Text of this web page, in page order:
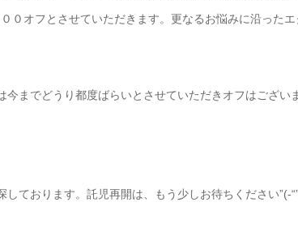
０オフとさせていただきます。更なるお悩みに沿った
までどうり都度ばらいとさせていただきオフはござい
ております。託児再開は、もう少しお待ちください”(-